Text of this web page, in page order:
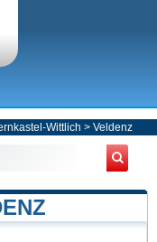
Wittlich > Veldenz